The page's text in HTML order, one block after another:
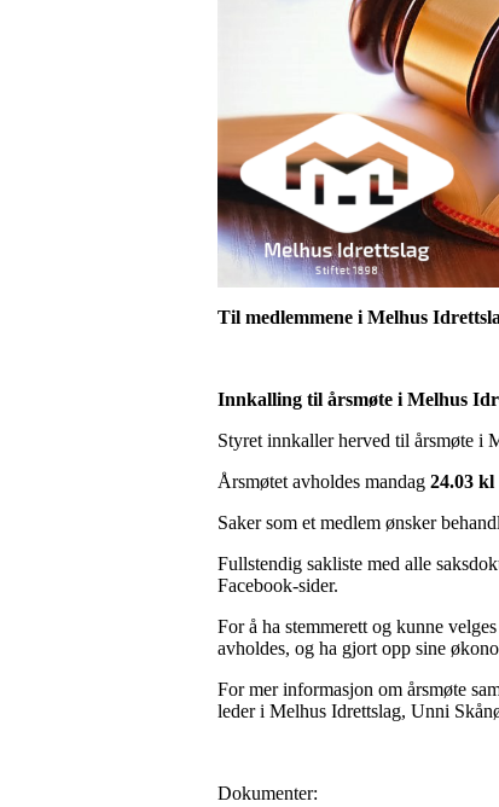
Til medlemmene i Melhus
Innkalling til årsmøte i Melhus
Styret innkaller herved til årsmøte i
Årsmøtet avholdes mandag 24.03
Saker som et medlem ønsker
Fullstendig sakliste med alle
Facebook-sider.
For å ha stemmerett og kunne
avholdes, og ha gjort opp sine
For mer informasjon om årsmøte
leder i Melhus Idrettslag, Unni
Dokumenter: